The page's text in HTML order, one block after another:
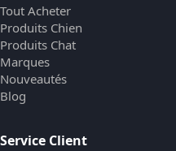
Tout Acheter
Produits Chien
Produits Chat
Marques
Nouveautés
Blog
Service Client